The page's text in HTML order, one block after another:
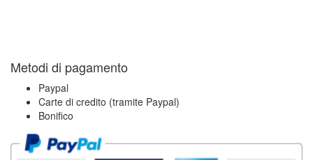
Metodi di pagamento
Paypal
Carte di credito (tramite Paypal)
Bonifico